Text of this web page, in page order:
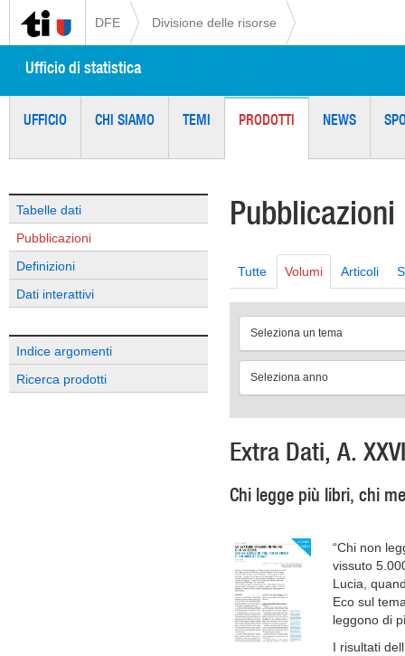
DFE Divisione delle risorse
Ufficio di statistica
UFFICIO CHI SIAMO TEMI PRODOTTI NEWS
Tabelle dati
Pubblicazioni
Definizioni
Dati interattivi
Indice argomenti
Ricerca prodotti
Pubblicazioni
Tutte Volumi Articoli
Seleziona un tema
Seleziona anno
Extra Dati, A.
Chi legge più libri, chi
“Chi non
vissuto
Lucia,
Eco sul
leggono di
I risultati